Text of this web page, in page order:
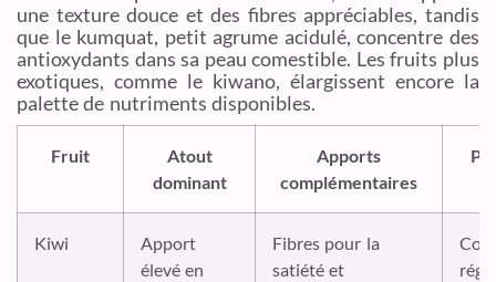
une texture douce et des fibres appréciables, tandis
que le kumquat, petit agrume acidulé, concentre des
antioxydants dans sa peau comestible. Les fruits plus
exotiques, comme le kiwano, élargissent encore la
palette de nutriments disponibles.
Fruit
Atout
dominant
Apports
complémentaires
Kiwi
Apport
élevé en
Fibres pour la
satiété et